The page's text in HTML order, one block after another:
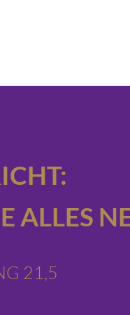
ALLES
21,5